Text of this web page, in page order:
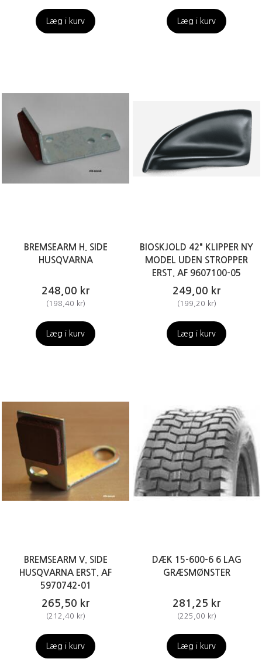
Læg i kurv Læg i kurv
BREMSEARM H. SIDE
HUSQVARNA
248,00 kr
(198,40 kr)
Læg i kurv
BIOSKJOLD 42" KLIPPER NY
MODEL UDEN STROPPER
ERST. AF 9607100-05
249,00 kr
(199,20 kr)
Læg i kurv
BREMSEARM V. SIDE
HUSQVARNA ERST. AF
5970742-01
265,50 kr
(212,40 kr)
Læg i kurv
DÆK 15-600-6 6 LAG
GRÆSMØNSTER
281,25 kr
(225,00 kr)
Læg i kurv